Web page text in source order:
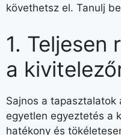
követhetsz el. Tanulj
1. Teljesen
a
Sajnos a
egyetlen egyeztetés a
hatékony és